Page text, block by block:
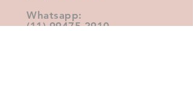
Whatsapp:
(11) 99475-2910‬